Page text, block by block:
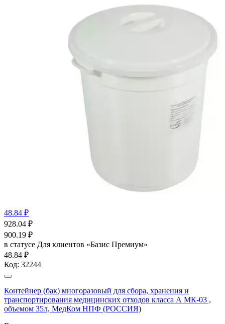
48.84 ₽
928.04 ₽
900.19 ₽
в статусе Для клиентов «Базис Премиум»
48.84 ₽
Код: 32244
Контейнер (бак) многоразовый для сбора, хранения и
транспортирования медицинских отходов класса А МК-03 ,
объемом 35л, МедКом НПФ (РОССИЯ)